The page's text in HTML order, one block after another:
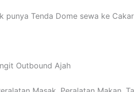
punya Tenda Dome sewa ke
Outbound Ajah